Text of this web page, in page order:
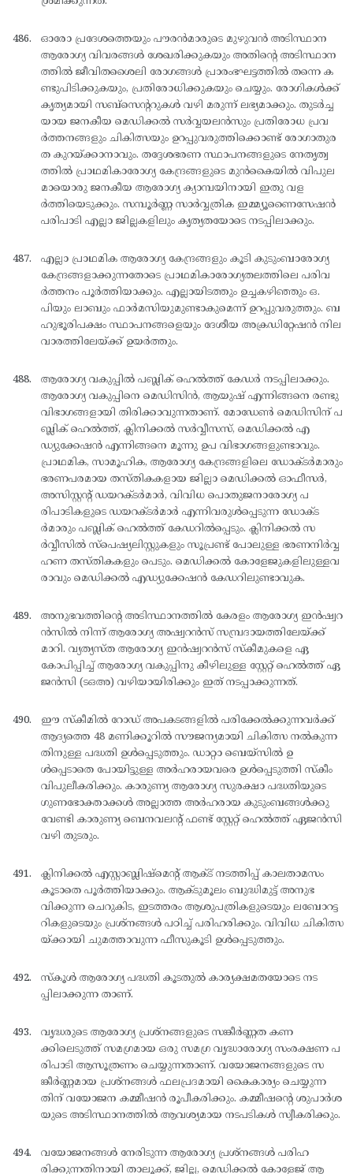
ഓരോ പ്രദേശത്തെയും പൗരന്‍മാരുടെ മുഴുവന്‍ അടിസ്ഥാന
ആരോഗ്യ വിവരങ്ങള്‍ ശേഖരിക്കുകയും അതിന്റെ അടിസ്ഥാന
ത്തില്‍ ജീവിതശൈലി രോഗങ്ങള്‍ പ്രാരംഭഘട്ടത്തില്‍ തന്നെ ക
ണ്ടുപിടിക്കുകയും, പ്രതിരോധിക്കുകയും ചെയ്യും. രോഗികള്‍ക്ക്
കൃത്യമായി സബ്സെന്ററുകള്‍ വഴി മരുന്ന് ലഭ്യമാക്കും. തുടര്‍ച്ച
യായ ജനകീയ മെഡിക്കല്‍ സര്‍വ്വയലന്‍സും പ്രതിരോധ പ്രവ
ര്‍ത്തനങ്ങളും ചികിത്സയും ഉറപ്പുവരുത്തിക്കൊണ്ട് രോഗാതുര
ത കുറയ്ക്കാനാവും. തദ്ദേശഭരണ സ്ഥാപനങ്ങളുടെ നേതൃത്വ
ത്തില്‍ പ്രാഥമികാരോഗ്യ കേന്ദ്രങ്ങളുടെ മുന്‍കൈയില്‍ വിപുല
മായൊരു ജനകീയ ആരോഗ്യ ക്യാമ്പയിനായി ഇതു വള
ര്‍ത്തിയെടുക്കും. സമ്പൂര്‍ണ്ണ സാര്‍വ്വത്രിക ഇമ്മ്യൂണൈസേഷന്‍
പരിപാടി എല്ലാ ജില്ലകളിലും കൃത്യതയോടെ നടപ്പിലാക്കും.
എല്ലാ പ്രാഥമിക ആരോഗ്യ കേന്ദ്രങ്ങളും കൂടി കുടുംബാരോഗ്യ
കേന്ദ്രങ്ങളാക്കുന്നതോടെ പ്രാഥമികാരോഗ്യതലത്തിലെ പരിവ
ര്‍ത്തനം പൂര്‍ത്തിയാക്കും. എല്ലായിടത്തും ഉച്ചകഴിഞ്ഞും ഒ.
പിയും ലാബും ഫാര്‍മസിയുമുണ്ടാകുമെന്ന് ഉറപ്പുവരുത്തും. ബ
ഹുഭൂരിപക്ഷം സ്ഥാപനങ്ങളെയും ദേശീയ അക്രഡിറ്റേഷന്‍ നില
വാരത്തിലേയ്ക്ക് ഉയര്‍ത്തും.
ആരോഗ്യ വകുപ്പില്‍ പബ്ലിക് ഹെല്‍ത്ത് കേഡര്‍ നടപ്പിലാക്കും.
ആരോഗ്യ വകുപ്പിനെ മെഡിസിന്‍, ആയുഷ് എന്നിങ്ങനെ രണ്ടു
വിഭാഗങ്ങളായി തിരിക്കാവുന്നതാണ്. മോഡേണ്‍ മെഡിസിന് പ
ബ്ലിക് ഹെല്‍ത്ത്, ക്ലിനിക്കല്‍ സര്‍വ്വീസസ്, മെഡിക്കല്‍ എ
ഡ്യുക്കേഷന്‍ എന്നിങ്ങനെ മൂന്നു ഉപ വിഭാഗങ്ങളുണ്ടാവും.
പ്രാഥമിക, സാമൂഹിക, ആരോഗ്യ കേന്ദ്രങ്ങളിലെ ഡോക്ടര്‍മാരും
ഭരണപരമായ തസ്തികകളായ ജില്ലാ മെഡിക്കല്‍ ഓഫീസര്‍,
അസിസ്റ്റന്റ് ഡയറക്ടര്‍മാര്‍, വിവിധ പൊതുജനാരോഗ്യ പ
രിപാടികളുടെ ഡയറക്ടര്‍മാര്‍ എന്നിവരുള്‍പ്പെടുന്ന ഡോക്ട
ര്‍മാരും പബ്ലിക് ഹെല്‍ത്ത് കേഡറില്‍പ്പെടും. ക്ലിനിക്കല്‍ സ
ര്‍വ്വീസില്‍ സ്പെഷ്യലിസ്റ്റുകളും സൂപ്രണ്ട് പോലുള്ള ഭരണനിര്‍വ്വ
ഹണ തസ്തികകളും പെടും. മെഡിക്കല്‍ കോളേജുകളിലുള്ളവ
രാവും മെഡിക്കല്‍ എഡ്യുക്കേഷന്‍ കേഡറിലുണ്ടാവുക.
അനുഭവത്തിന്റെ അടിസ്ഥാനത്തില്‍ കേരളം ആരോഗ്യ ഇന്‍ഷ്വറ
ന്‍സില്‍ നിന്ന് ആരോഗ്യ അഷ്വറന്‍സ് സമ്പ്രദായത്തിലേയ്ക്ക്
മാറി. വ്യത്യസ്ത ആരോഗ്യ ഇന്‍ഷ്വറന്‍സ് സ്കീമുകളെ ഏ
കോപിപ്പിച്ച് ആരോഗ്യ വകുപ്പിനു കീഴിലുള്ള സ്റ്റേറ്റ് ഹെല്‍ത്ത് ഏ
ജന്‍സി (ടഒഅ) വഴിയായിരിക്കും ഇത് നടപ്പാക്കുന്നത്.
ഈ സ്കീമില്‍ റോഡ് അപകടങ്ങളില്‍ പരിക്കേല്‍ക്കുന്നവര്‍ക്ക്
ആദ്യത്തെ 48 മണിക്കൂറില്‍ സൗജന്യമായി ചികിത്സ നല്‍കുന്ന
തിനുള്ള പദ്ധതി ഉള്‍പ്പെടുത്തും. ഡാറ്റാ ബെയ്സില്‍ ഉ
ള്‍പ്പെടാതെ പോയിട്ടുള്ള അര്‍ഹരായവരെ ഉള്‍പ്പെടുത്തി സ്കീം
വിപുലീകരിക്കും. കാരുണ്യ ആരോഗ്യ സുരക്ഷാ പദ്ധതിയുടെ
ഗുണഭോക്താക്കള്‍ അല്ലാത്ത അര്‍ഹരായ കുടുംബങ്ങള്‍ക്കു
വേണ്ടി കാരുണ്യ ബെനവലന്റ് ഫണ്ട് സ്റ്റേറ്റ് ഹെല്‍ത്ത് ഏജന്‍സി
വഴി തുടരും.
ക്ലിനിക്കല്‍ എസ്റ്റാബ്ലിഷ്മെന്റ് ആക്ട് നടത്തിപ്പ് കാലതാമസം
കൂടാതെ പൂര്‍ത്തിയാക്കും. ആക്ടുമൂലം ബുദ്ധിമുട്ട് അനുഭ
വിക്കുന്ന ചെറുകിട, ഇടത്തരം ആശുപത്രികളുടെയും ലബോറട്ട
റികളുടെയും പ്രശ്നങ്ങള്‍ പഠിച്ച് പരിഹരിക്കും. വിവിധ ചികിത്സ
യ്ക്കായി ചുമത്താവുന്ന ഫീസുകൂടി ഉള്‍പ്പെടുത്തും.
സ്കൂള്‍ ആരോഗ്യ പദ്ധതി കൂടതുല്‍ കാര്യക്ഷമതയോടെ നട
പ്പിലാക്കുന്ന താണ്.
വൃദ്ധരുടെ ആരോഗ്യ പ്രശ്നങ്ങളുടെ സങ്കീര്‍ണ്ണത കണ
ക്കിലെടുത്ത് സമഗ്രമായ ഒരു സമഗ്ര വൃദ്ധാരോഗ്യ സംരക്ഷണ പ
രിപാടി ആസൂത്രണം ചെയ്യുന്നതാണ്. വയോജനങ്ങളുടെ സ
ങ്കീര്‍ണ്ണമായ പ്രശ്നങ്ങള്‍ ഫലപ്രദമായി കൈകാര്യം ചെയ്യുന്ന
തിന് വയോജന കമ്മീഷന്‍ രൂപീകരിക്കും. കമ്മീഷന്റെ ശുപാര്‍ശ
യുടെ അടിസ്ഥാനത്തില്‍ ആവശ്യമായ നടപടികള്‍ സ്വീകരിക്കും.
വയോജനങ്ങള്‍ നേരിടുന്ന ആരോഗ്യ പ്രശ്നങ്ങള്‍ പരിഹ
രിക്കുന്നതിനായി താലൂക്ക്, ജില്ല, മെഡിക്കല്‍ കോളേജ് ആ